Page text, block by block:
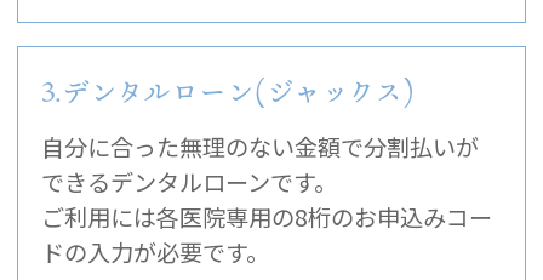
3.デンタルローン(ジャックス)
自分に合った無理のない金額で分割払いが
できるデンタルローンです。
ご利用には各医院専用の8桁のお申込みコー
ドの入力が必要です。